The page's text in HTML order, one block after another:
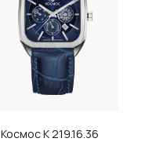
КосмосK 219.16.36